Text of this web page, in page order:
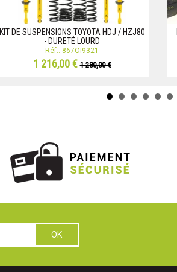
KIT DE SUSPENSIONS TOYOTA HDJ / HZJ80
- DURETÉ LOURD
Réf.: 867OI9321
1 216,00 €1 280,00 €